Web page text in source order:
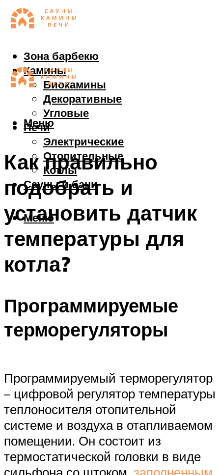
Зона барбекю
Камины
Биокамины
Декоративные
Угловые
Печи
Электрические
Отопительные
Котлы
Сауны и бани
Меню
Меню
Как правильно
подобрать и
установить датчик
температуры для
котла?
Программируемые
терморегуляторы
Программируемый терморегулятор
– цифровой регулятор температуры
теплоносителя отопительной
системе и воздуха в отапливаемом
помещении. Он состоит из
термостатической головки в виде